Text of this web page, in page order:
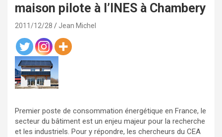
maison pilote à l’INES à Chambery
2011/12/28 Jean Michel
Premier poste de consommation énergétique en France, le
secteur du bâtiment est un enjeu majeur pour la recherche
et les industriels. Pour y répondre, les chercheurs du CEA